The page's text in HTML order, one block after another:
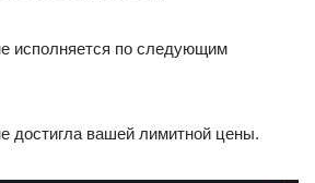
исполняется по следующим
достигла вашей лимитной цены.